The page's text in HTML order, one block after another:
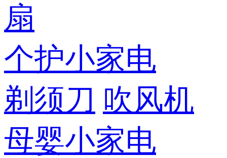
扇
个护小家电
剃须刀 吹风机
母婴小家电